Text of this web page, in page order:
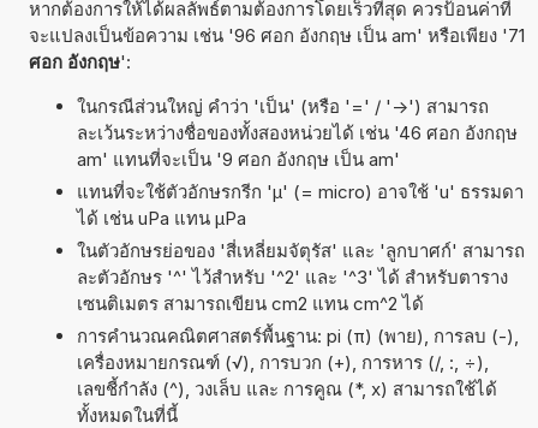
หากต้องการให้ได้ผลลัพธ์ตามต้องการโดยเร็วที่สุด ควรป้อนค่าที่
จะแปลงเป็นข้อความ เช่น '96 ศอก อังกฤษ เป็น am' หรือเพียง '71
ศอก อังกฤษ':
ในกรณีส่วนใหญ่ คำว่า 'เป็น' (หรือ '=' / '->') สามารถ
ละเว้นระหว่างชื่อของทั้งสองหน่วยได้ เช่น '46 ศอก อังกฤษ
am' แทนที่จะเป็น '9 ศอก อังกฤษ เป็น am'
แทนที่จะใช้ตัวอักษรกรีก 'µ' (= micro) อาจใช้ 'u' ธรรมดา
ได้ เช่น uPa แทน µPa
ในตัวอักษรย่อของ 'สี่เหลี่ยมจัตุรัส' และ 'ลูกบาศก์' สามารถ
ละตัวอักษร '^' ไว้สำหรับ '^2' และ '^3' ได้ สำหรับตาราง
เซนติเมตร สามารถเขียน cm2 แทน cm^2 ได้
การคำนวณคณิตศาสตร์พื้นฐาน: pi (π) (พาย), การลบ (-),
เครื่องหมายกรณฑ์ (√), การบวก (+), การหาร (/, :, ÷),
เลขชี้กำลัง (^), วงเล็บ และ การคูณ (*, x) สามารถใช้ได้
ทั้งหมดในที่นี้